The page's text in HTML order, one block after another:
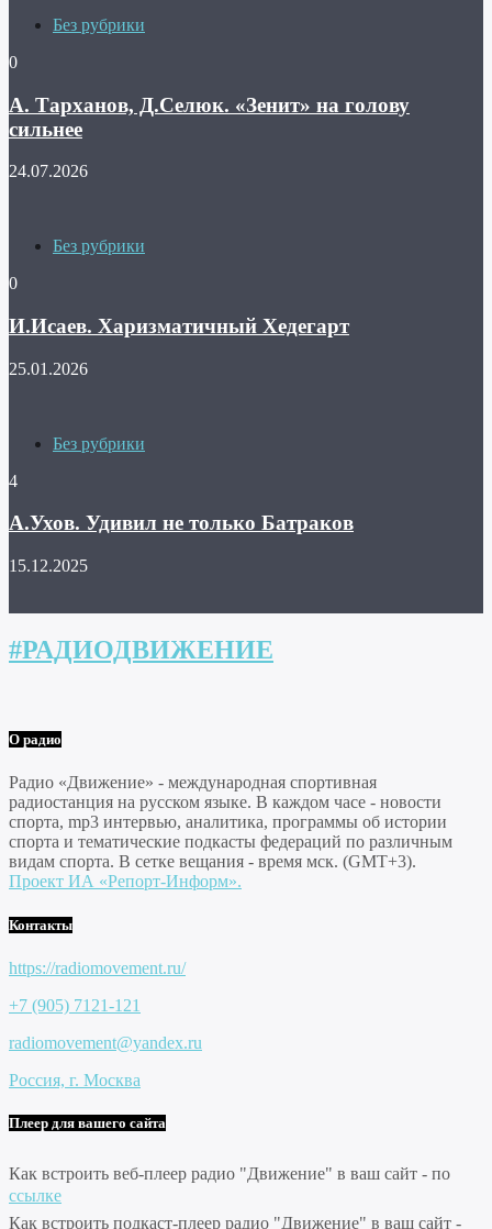
Без рубрики
0
А. Тарханов, Д.Селюк. «Зенит» на голову
сильнее
24.07.2026
Без рубрики
0
И.Исаев. Харизматичный Хедегарт
25.01.2026
Без рубрики
4
А.Ухов. Удивил не только Батраков
15.12.2025
#РАДИОДВИЖЕНИЕ
О радио
Радио «Движение» - международная спортивная
радиостанция на русском языке. В каждом часе - новости
спорта, mp3 интервью, аналитика, программы об истории
спорта и тематические подкасты федераций по различным
видам спорта. В сетке вещания - время мск. (GMT+3).
Проект ИА «Репорт-Информ».
Контакты
https://radiomovement.ru/
+7 (905) 7121-121
radiomovement@yandex.ru
Россия, г. Москва
Плеер для вашего сайта
Как встроить веб-плеер радио "Движение" в ваш сайт - по
ссылке
Как встроить подкаст-плеер радио "Движение" в ваш сайт -